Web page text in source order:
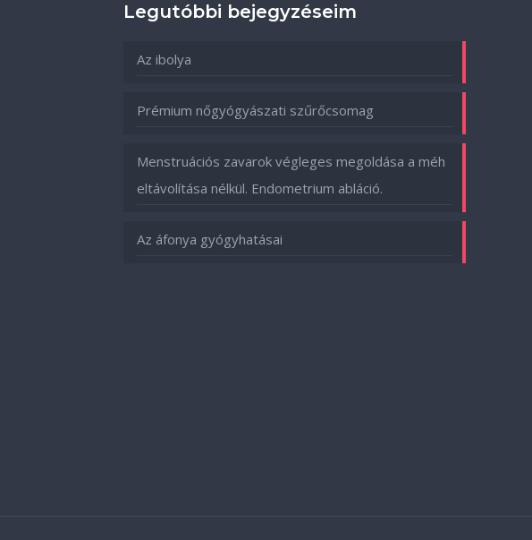
Legutóbbi bejegyzéseim
Az ibolya
Prémium nőgyógyászati szűrőcsomag
Menstruációs zavarok végleges megoldása a méh
eltávolítása nélkül. Endometrium abláció.
Az áfonya gyógyhatásai